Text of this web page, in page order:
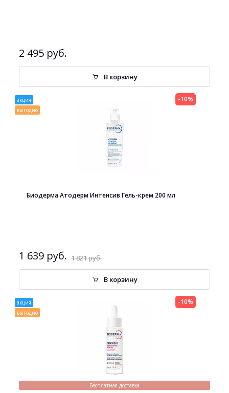
2 495 руб.
В корзину
акция
выгодно
Биодерма Атодерм Интенсив Гель-крем 200 мл
1 639 руб. 1 821 руб.
-10%
В корзину
акция
выгодно
Бесплатная доставка
-10%